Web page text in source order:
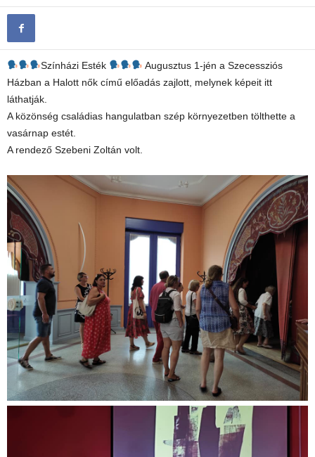
Színházi Esték
Augusztus 1-jén a Szecessziós
Házban a Halott nők című előadás zajlott, melynek képeit itt
láthatják.
A közönség családias hangulatban szép környezetben tölthette a
vasárnap estét.
A rendező Szebeni Zoltán volt.